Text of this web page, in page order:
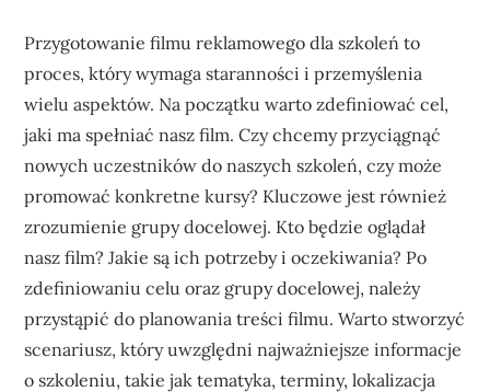
Przygotowanie filmu reklamowego dla szkoleń to
proces, który wymaga staranności i przemyślenia
wielu aspektów. Na początku warto zdefiniować cel,
jaki ma spełniać nasz film. Czy chcemy przyciągnąć
nowych uczestników do naszych szkoleń, czy może
promować konkretne kursy? Kluczowe jest również
zrozumienie grupy docelowej. Kto będzie oglądał
nasz film? Jakie są ich potrzeby i oczekiwania? Po
zdefiniowaniu celu oraz grupy docelowej, należy
przystąpić do planowania treści filmu. Warto stworzyć
scenariusz, który uwzględni najważniejsze informacje
o szkoleniu, takie jak tematyka, terminy, lokalizacja